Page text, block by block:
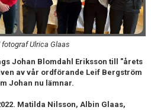
Ulrica Glaas
Johan Blomdahl Eriksson till "årets
av vår ordförande Leif Bergström
Johan nu lämnar.
Matilda Nilsson, Albin Glaas,